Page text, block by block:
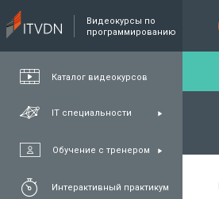
Видеокурсы по
программированию
Каталог видеокурсов
IT специальности
Обучение с тренером
Интерактивный практикум
,FullStack